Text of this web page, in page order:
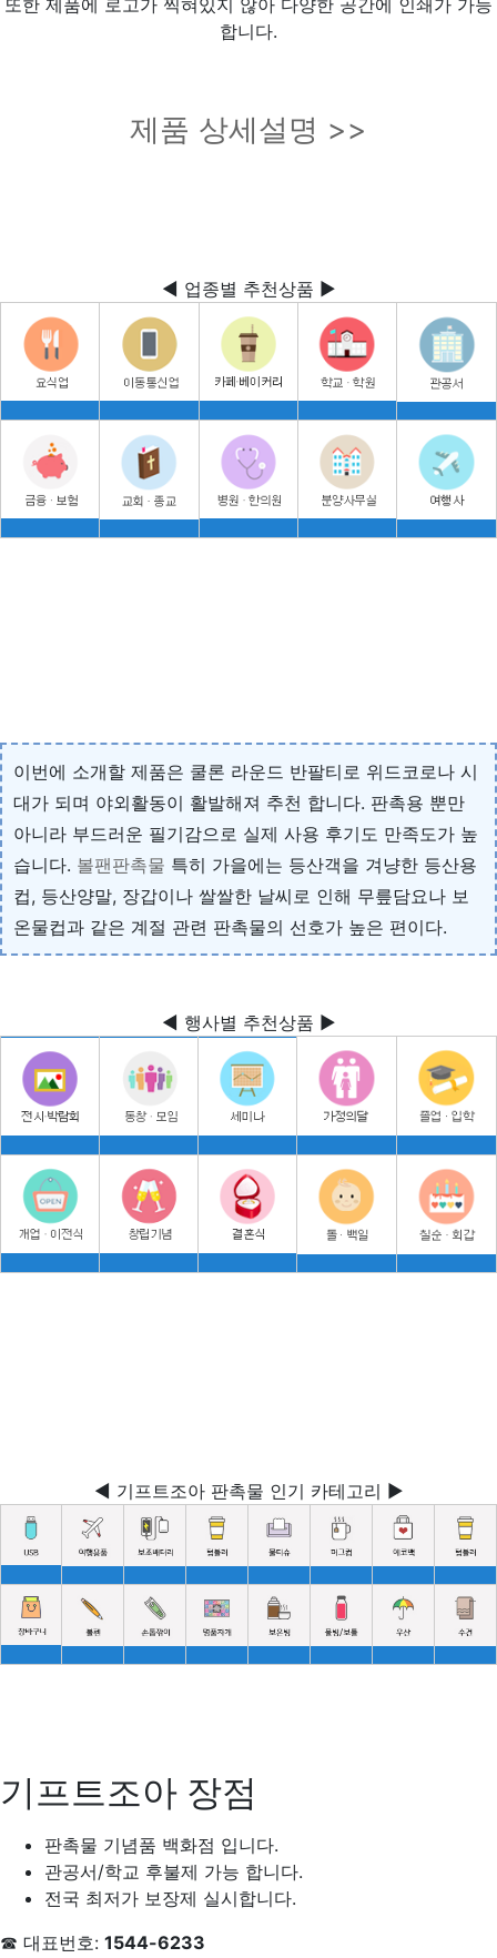
합니다.
제품 상세설명 >>
◀ 업종별 추천상품 ▶
이번에 소개할 제품은 쿨론 라운드 반팔티로 위드코로나 시
대가 되며 야외활동이 활발해져 추천 합니다. 판촉용 뿐만
아니라 부드러운 필기감으로 실제 사용 후기도 만족도가 높
습니다. 볼팬판촉물 특히 가을에는 등산객을 겨냥한 등산용
컵, 등산양말, 장갑이나 쌀쌀한 날씨로 인해 무릎담요나 보
온물컵과 같은 계절 관련 판촉물의 선호가 높은 편이다.
◀ 행사별 추천상품 ▶
◀ 기프트조아 판촉물 인기 카테고리 ▶
기프트조아 장점
판촉물 기념품 백화점 입니다.
관공서/학교 후불제 가능 합니다.
전국 최저가 보장제 실시합니다.
☎ 대표번호: 1544-6233